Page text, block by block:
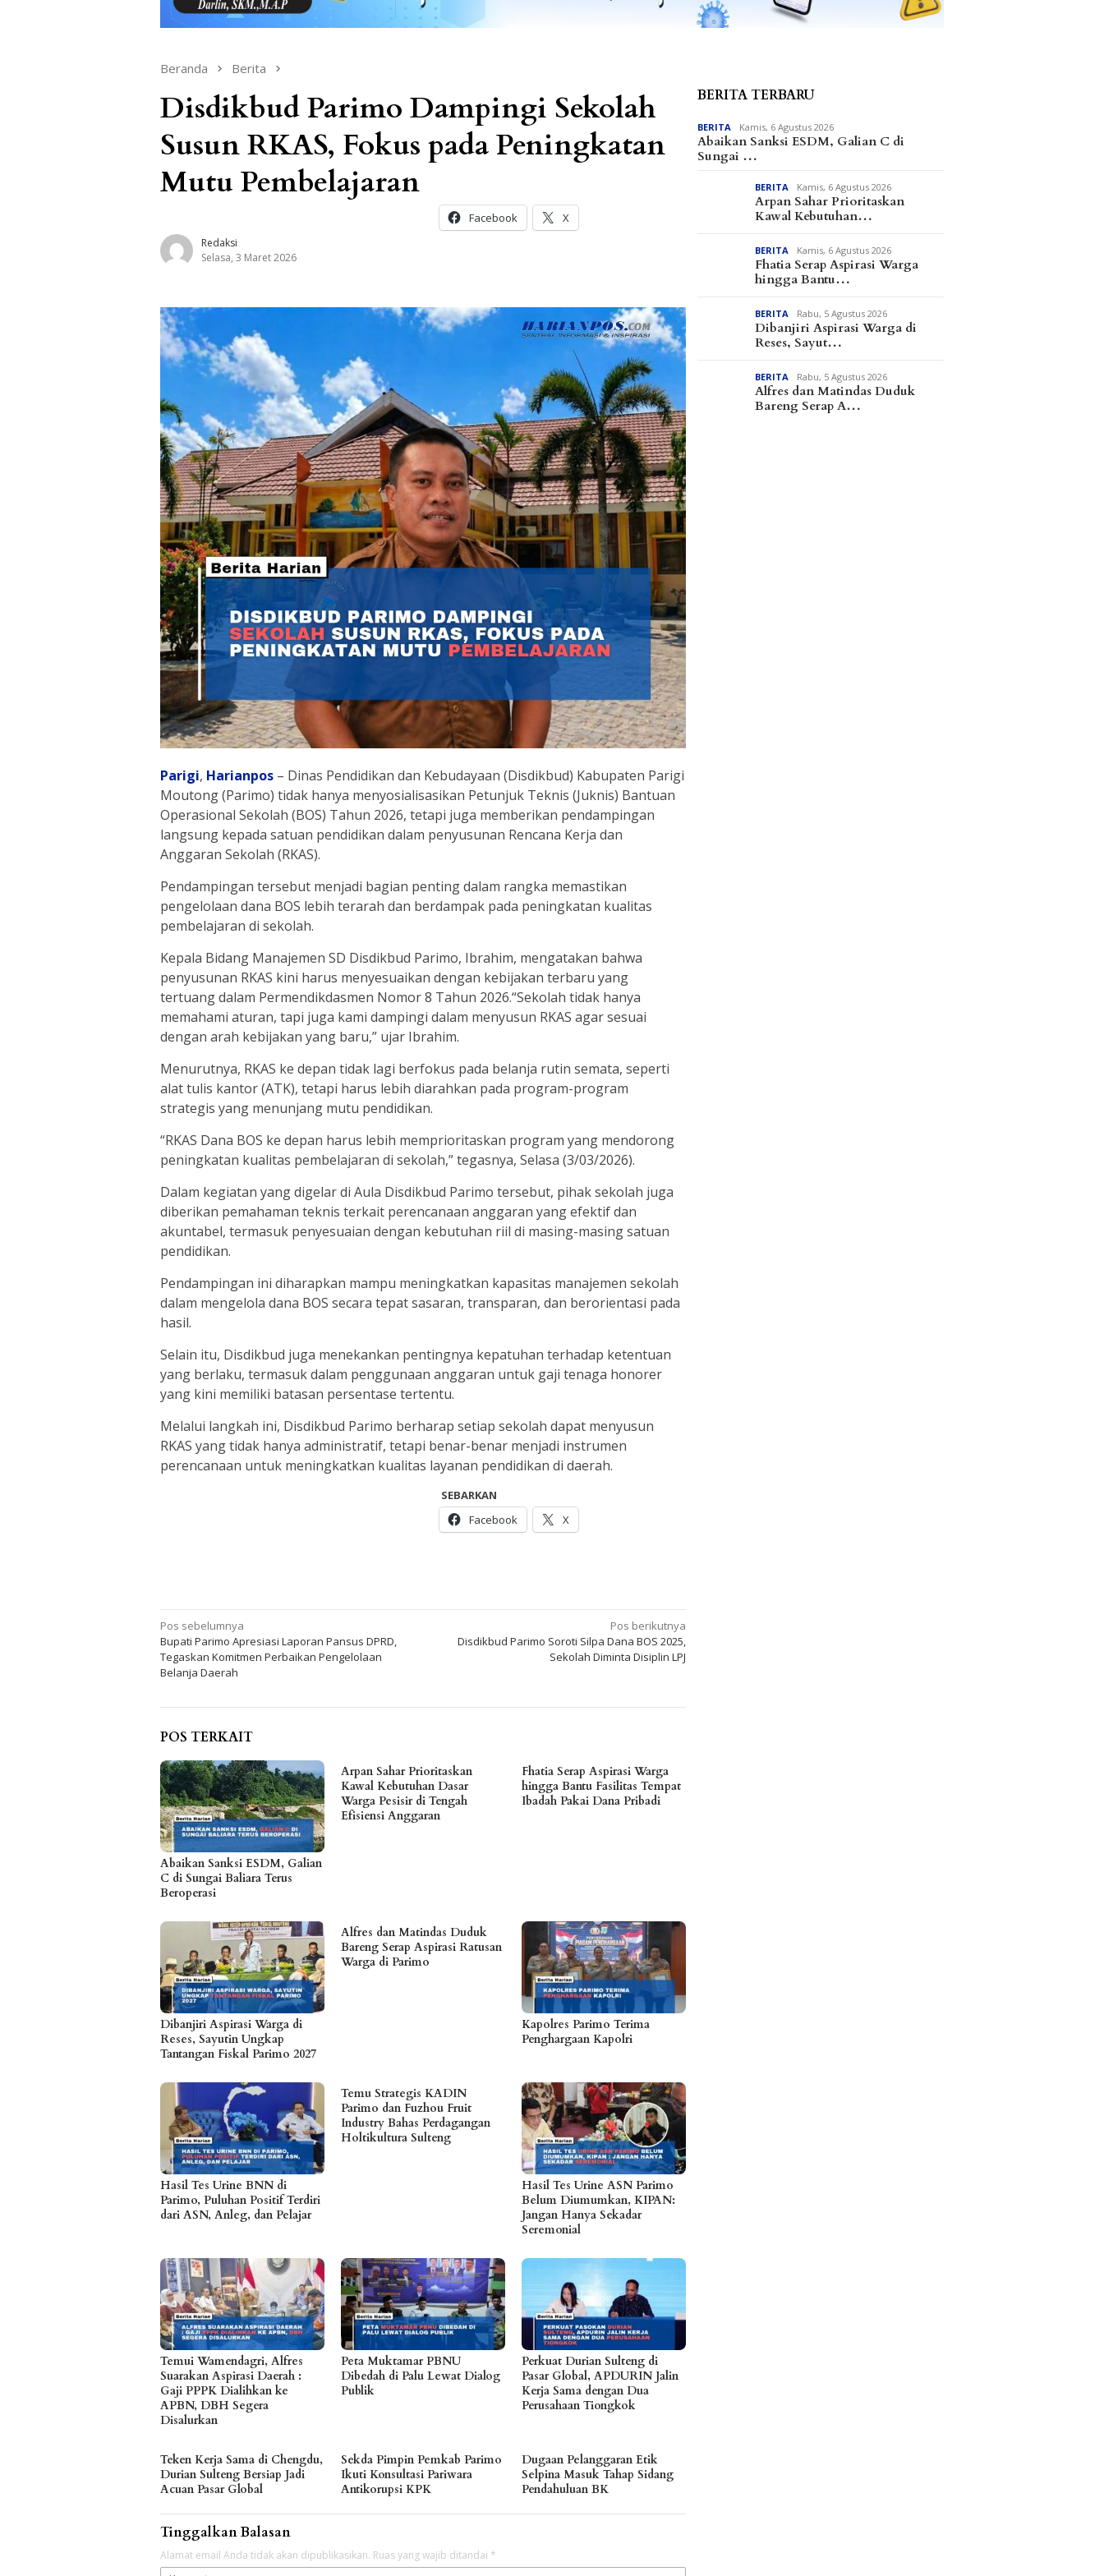
Beranda Berita
Disdikbud Parimo Dampingi Sekolah
Susun RKAS, Fokus pada Peningkatan
Mutu Pembelajaran
Redaksi
Selasa, 3 Maret 2026
Facebook X
Parigi, Harianpos – Dinas Pendidikan dan Kebudayaan (Disdikbud) Kabupaten Parigi
Moutong (Parimo) tidak hanya menyosialisasikan Petunjuk Teknis (Juknis) Bantuan
Operasional Sekolah (BOS) Tahun 2026, tetapi juga memberikan pendampingan
langsung kepada satuan pendidikan dalam penyusunan Rencana Kerja dan
Anggaran Sekolah (RKAS).
Pendampingan tersebut menjadi bagian penting dalam rangka memastikan
pengelolaan dana BOS lebih terarah dan berdampak pada peningkatan kualitas
pembelajaran di sekolah.
Kepala Bidang Manajemen SD Disdikbud Parimo, Ibrahim, mengatakan bahwa
penyusunan RKAS kini harus menyesuaikan dengan kebijakan terbaru yang
tertuang dalam Permendikdasmen Nomor 8 Tahun 2026.“Sekolah tidak hanya
memahami aturan, tapi juga kami dampingi dalam menyusun RKAS agar sesuai
dengan arah kebijakan yang baru,” ujar Ibrahim.
Menurutnya, RKAS ke depan tidak lagi berfokus pada belanja rutin semata, seperti
alat tulis kantor (ATK), tetapi harus lebih diarahkan pada program-program
strategis yang menunjang mutu pendidikan.
“RKAS Dana BOS ke depan harus lebih memprioritaskan program yang mendorong
peningkatan kualitas pembelajaran di sekolah,” tegasnya, Selasa (3/03/2026).
Dalam kegiatan yang digelar di Aula Disdikbud Parimo tersebut, pihak sekolah juga
diberikan pemahaman teknis terkait perencanaan anggaran yang efektif dan
akuntabel, termasuk penyesuaian dengan kebutuhan riil di masing-masing satuan
pendidikan.
Pendampingan ini diharapkan mampu meningkatkan kapasitas manajemen sekolah
dalam mengelola dana BOS secara tepat sasaran, transparan, dan berorientasi pada
hasil.
Selain itu, Disdikbud juga menekankan pentingnya kepatuhan terhadap ketentuan
yang berlaku, termasuk dalam penggunaan anggaran untuk gaji tenaga honorer
yang kini memiliki batasan persentase tertentu.
Melalui langkah ini, Disdikbud Parimo berharap setiap sekolah dapat menyusun
RKAS yang tidak hanya administratif, tetapi benar-benar menjadi instrumen
perencanaan untuk meningkatkan kualitas layanan pendidikan di daerah.
SEBARKAN
Facebook
X
Navigasi
pos
Pos sebelumnya
Bupati Parimo Apresiasi Laporan Pansus DPRD,
Tegaskan Komitmen Perbaikan Pengelolaan
Belanja Daerah
Pos berikutnya
Disdikbud Parimo Soroti Silpa Dana BOS 2025,
Sekolah Diminta Disiplin LPJ
POS TERKAIT
Abaikan Sanksi ESDM, Galian
C di Sungai Baliara Terus
Beroperasi
Arpan Sahar Prioritaskan
Kawal Kebutuhan Dasar
Warga Pesisir di Tengah
Efisiensi Anggaran
Fhatia Serap Aspirasi Warga
hingga Bantu Fasilitas Tempat
Ibadah Pakai Dana Pribadi
Dibanjiri Aspirasi Warga di
Reses, Sayutin Ungkap
Tantangan Fiskal Parimo 2027
Alfres dan Matindas Duduk
Bareng Serap Aspirasi Ratusan
Warga di Parimo
Kapolres Parimo Terima
Penghargaan Kapolri
Hasil Tes Urine BNN di
Parimo, Puluhan Positif Terdiri
dari ASN, Anleg, dan Pelajar
Temu Strategis KADIN
Parimo dan Fuzhou Fruit
Industry Bahas Perdagangan
Holtikultura Sulteng
Hasil Tes Urine ASN Parimo
Belum Diumumkan, KIPAN:
Jangan Hanya Sekadar
Seremonial
Temui Wamendagri, Alfres
Suarakan Aspirasi Daerah :
Gaji PPPK Dialihkan ke
APBN, DBH Segera
Disalurkan
Peta Muktamar PBNU
Dibedah di Palu Lewat Dialog
Publik
Perkuat Durian Sulteng di
Pasar Global, APDURIN Jalin
Kerja Sama dengan Dua
Perusahaan Tiongkok
Teken Kerja Sama di Chengdu,
Durian Sulteng Bersiap Jadi
Acuan Pasar Global
Sekda Pimpin Pemkab Parimo
Ikuti Konsultasi Pariwara
Antikorupsi KPK
Dugaan Pelanggaran Etik
Selpina Masuk Tahap Sidang
Pendahuluan BK
Tinggalkan Balasan
Alamat email Anda tidak akan dipublikasikan. Ruas yang wajib ditandai *
BERITA TERBARU
BERITA Kamis, 6 Agustus 2026
Abaikan Sanksi ESDM, Galian C di
Sungai …
BERITA Kamis, 6 Agustus 2026
Arpan Sahar Prioritaskan
Kawal Kebutuhan…
BERITA Kamis, 6 Agustus 2026
Fhatia Serap Aspirasi Warga
hingga Bantu…
BERITA Rabu, 5 Agustus 2026
Dibanjiri Aspirasi Warga di
Reses, Sayut…
BERITA Rabu, 5 Agustus 2026
Alfres dan Matindas Duduk
Bareng Serap A…